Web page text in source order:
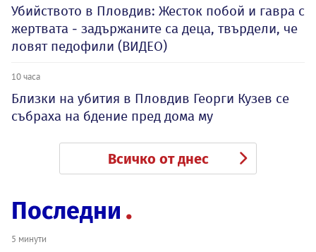
Убийството в Пловдив: Жесток побой и гавра с
жертвата - задържаните са деца, твърдели, че
ловят педофили (ВИДЕО)
10 часа
Близки на убития в Пловдив Георги Кузев се
събраха на бдение пред дома му
Всичко от днес
Последни
5 минути